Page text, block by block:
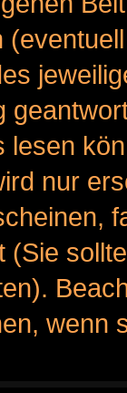
lesen
nur
(Sie
wenn